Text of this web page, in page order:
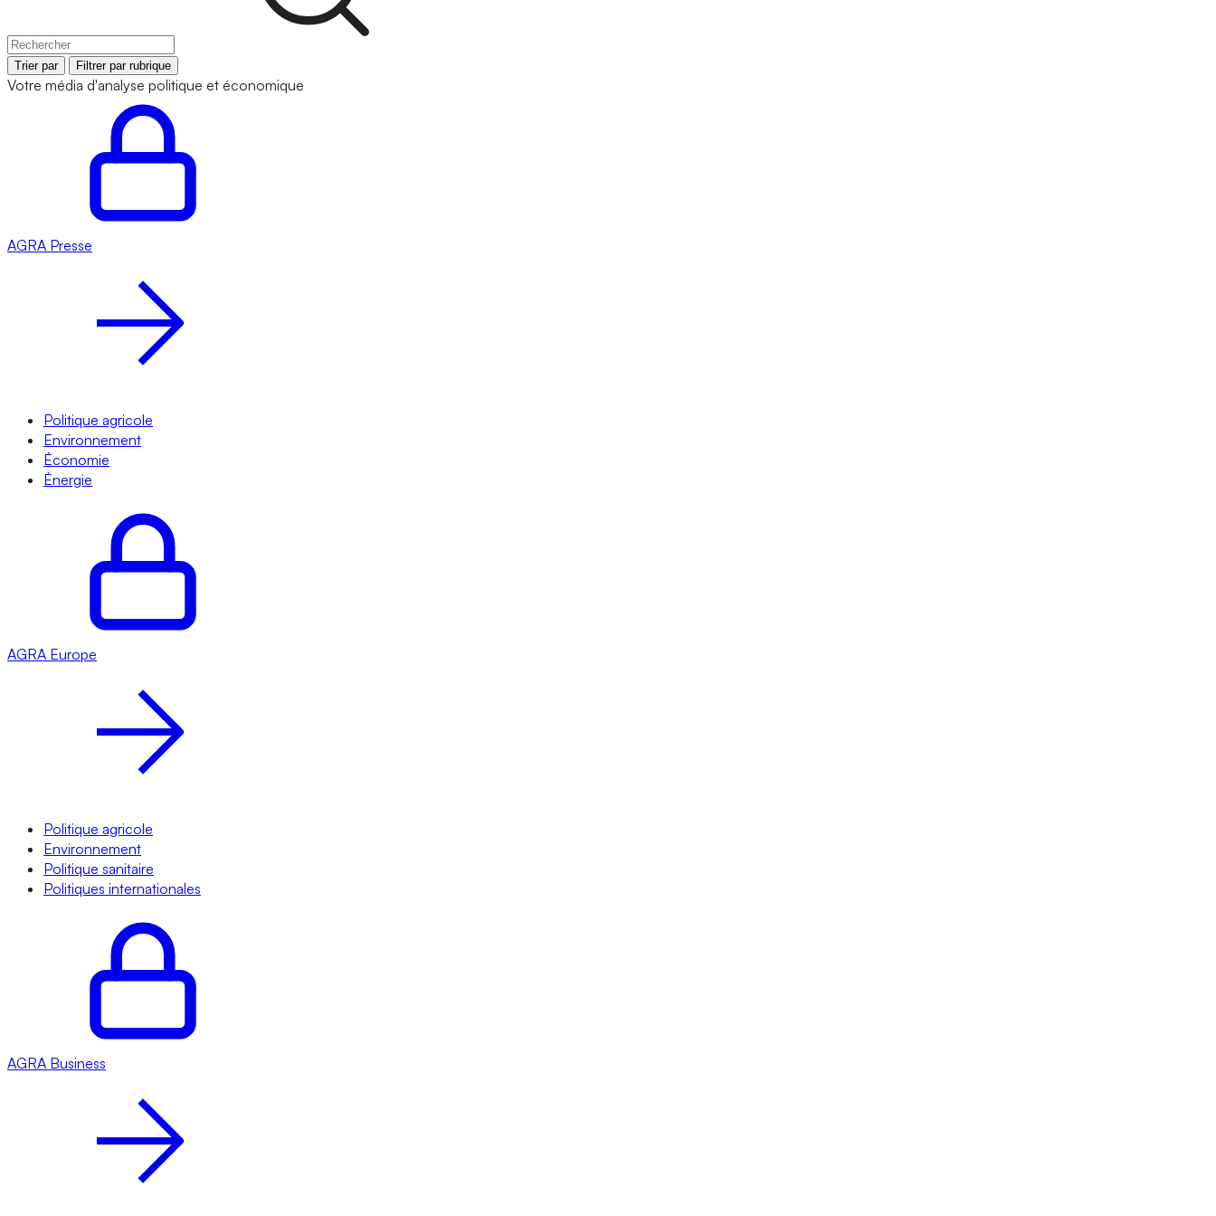
Trier par Filtrer par rubrique
Votre média d'analyse politique et économique
AGRA Presse
Politique agricole
Environnement
Économie
Énergie
AGRA Europe
Politique agricole
Environnement
Politique sanitaire
Politiques internationales
AGRA Business